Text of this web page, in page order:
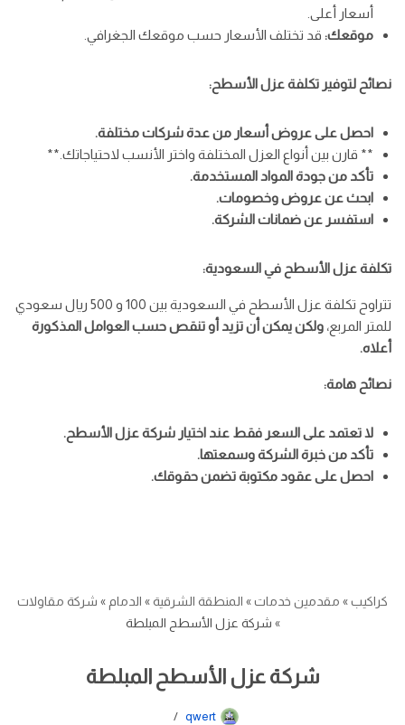
أسعار أعلى.
موقعك: قد تختلف الأسعار حسب موقعك الجغرافي.
نصائح لتوفير تكلفة عزل الأسطح:
احصل على عروض أسعار من عدة شركات مختلفة.
** قارن بين أنواع العزل المختلفة واختر الأنسب لاحتياجاتك.**
تأكد من جودة المواد المستخدمة.
ابحث عن عروض وخصومات.
استفسر عن ضمانات الشركة.
تكلفة عزل الأسطح في السعودية:
تتراوح تكلفة عزل الأسطح في السعودية بين 100 و 500 ريال سعودي
للمتر المربع، ولكن يمكن أن تزيد أو تنقص حسب العوامل المذكورة
أعلاه.
نصائح هامة:
لا تعتمد على السعر فقط عند اختيار شركة عزل الأسطح.
تأكد من خبرة الشركة وسمعتها.
احصل على عقود مكتوبة تضمن حقوقك.
كراكيب» مقدمين خدمات» المنطقة الشرقية» الدمام » شركة مقاولات
» شركة عزل الأسطح المبلطة
شركة عزل الأسطح المبلطة
qwert